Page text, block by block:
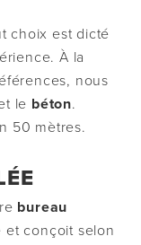
choix est dicté
À la
nous
le béton.
50 mètres.
bureau
et conçoit selon